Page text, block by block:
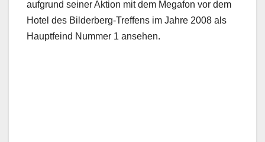
aufgrund seiner Aktion mit dem Megafon vor dem
Hotel des Bilderberg-Treffens im Jahre 2008 als
Hauptfeind Nummer 1 ansehen.